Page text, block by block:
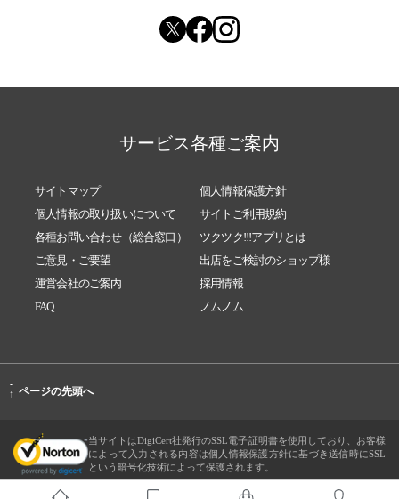
サービス各種ご案内
サイトマップ
個人情報保護方針
個人情報の取り扱いについて
サイトご利用規約
各種お問い合わせ（総合窓口）
ツクツク!!!アプリとは
ご意見・ご要望
出店をご検討のショップ様
運営会社のご案内
採用情報
FAQ
ノムノム
-
↑ ページの先頭へ
当サイトはDigiCert社発行のSSL電子証明書を使用しており、お客様
によって入力される内容は個人情報保護方針に基づき送信時にSSL
という暗号化技術によって保護されます。